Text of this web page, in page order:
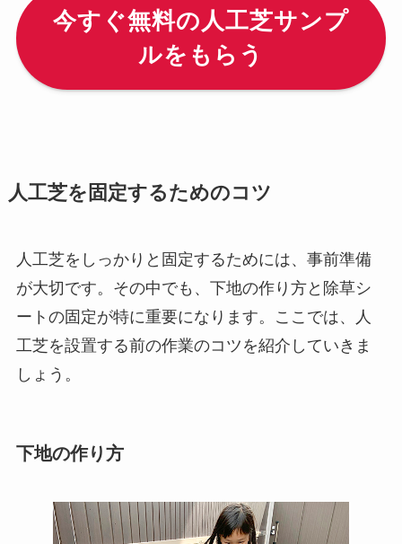
今すぐ無料の人工芝サンプ
ルをもらう
人工芝を固定するためのコツ
人工芝をしっかりと固定するためには、事前準備
が大切です。その中でも、下地の作り方と除草シ
ートの固定が特に重要になります。ここでは、人
工芝を設置する前の作業のコツを紹介していきま
しょう。
下地の作り方